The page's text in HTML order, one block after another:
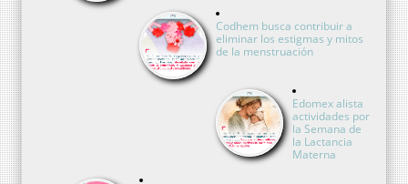
Codhem busca contribuir a
eliminar los estigmas y mitos
de la menstruación
Edomex alista
actividades por
la Semana de
la Lactancia
Materna